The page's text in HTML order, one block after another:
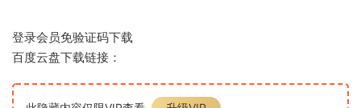
登录会员免验证码下载
百度云盘下载链接：